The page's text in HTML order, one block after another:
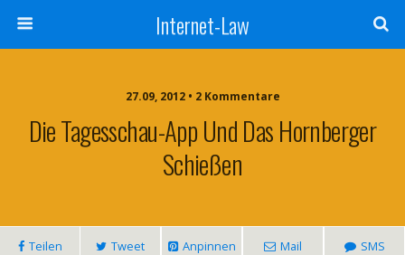
Internet-Law
27.09, 2012 • 2 Kommentare
Die Tagesschau-App Und Das Hornberger
Schießen
Teilen Tweet Anpinnen Mail SMS